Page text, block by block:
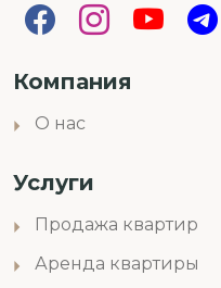
Компания
О нас
Услуги
Продажа квартир
Аренда квартиры